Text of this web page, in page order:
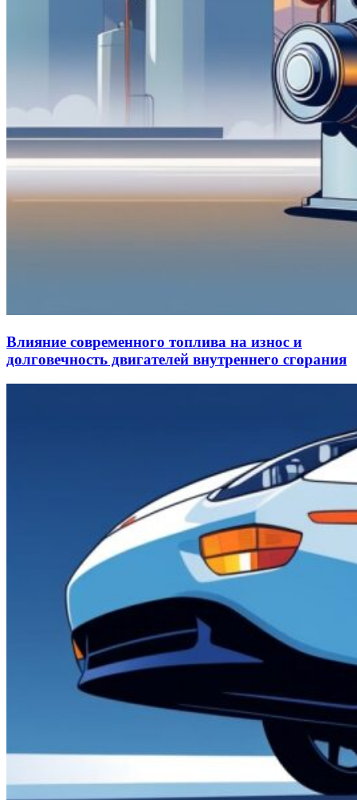
Влияние современного топлива на износ и
долговечность двигателей внутреннего сгорания